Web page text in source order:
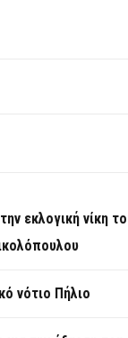
εκλογική νίκη
νότιο Πήλιο